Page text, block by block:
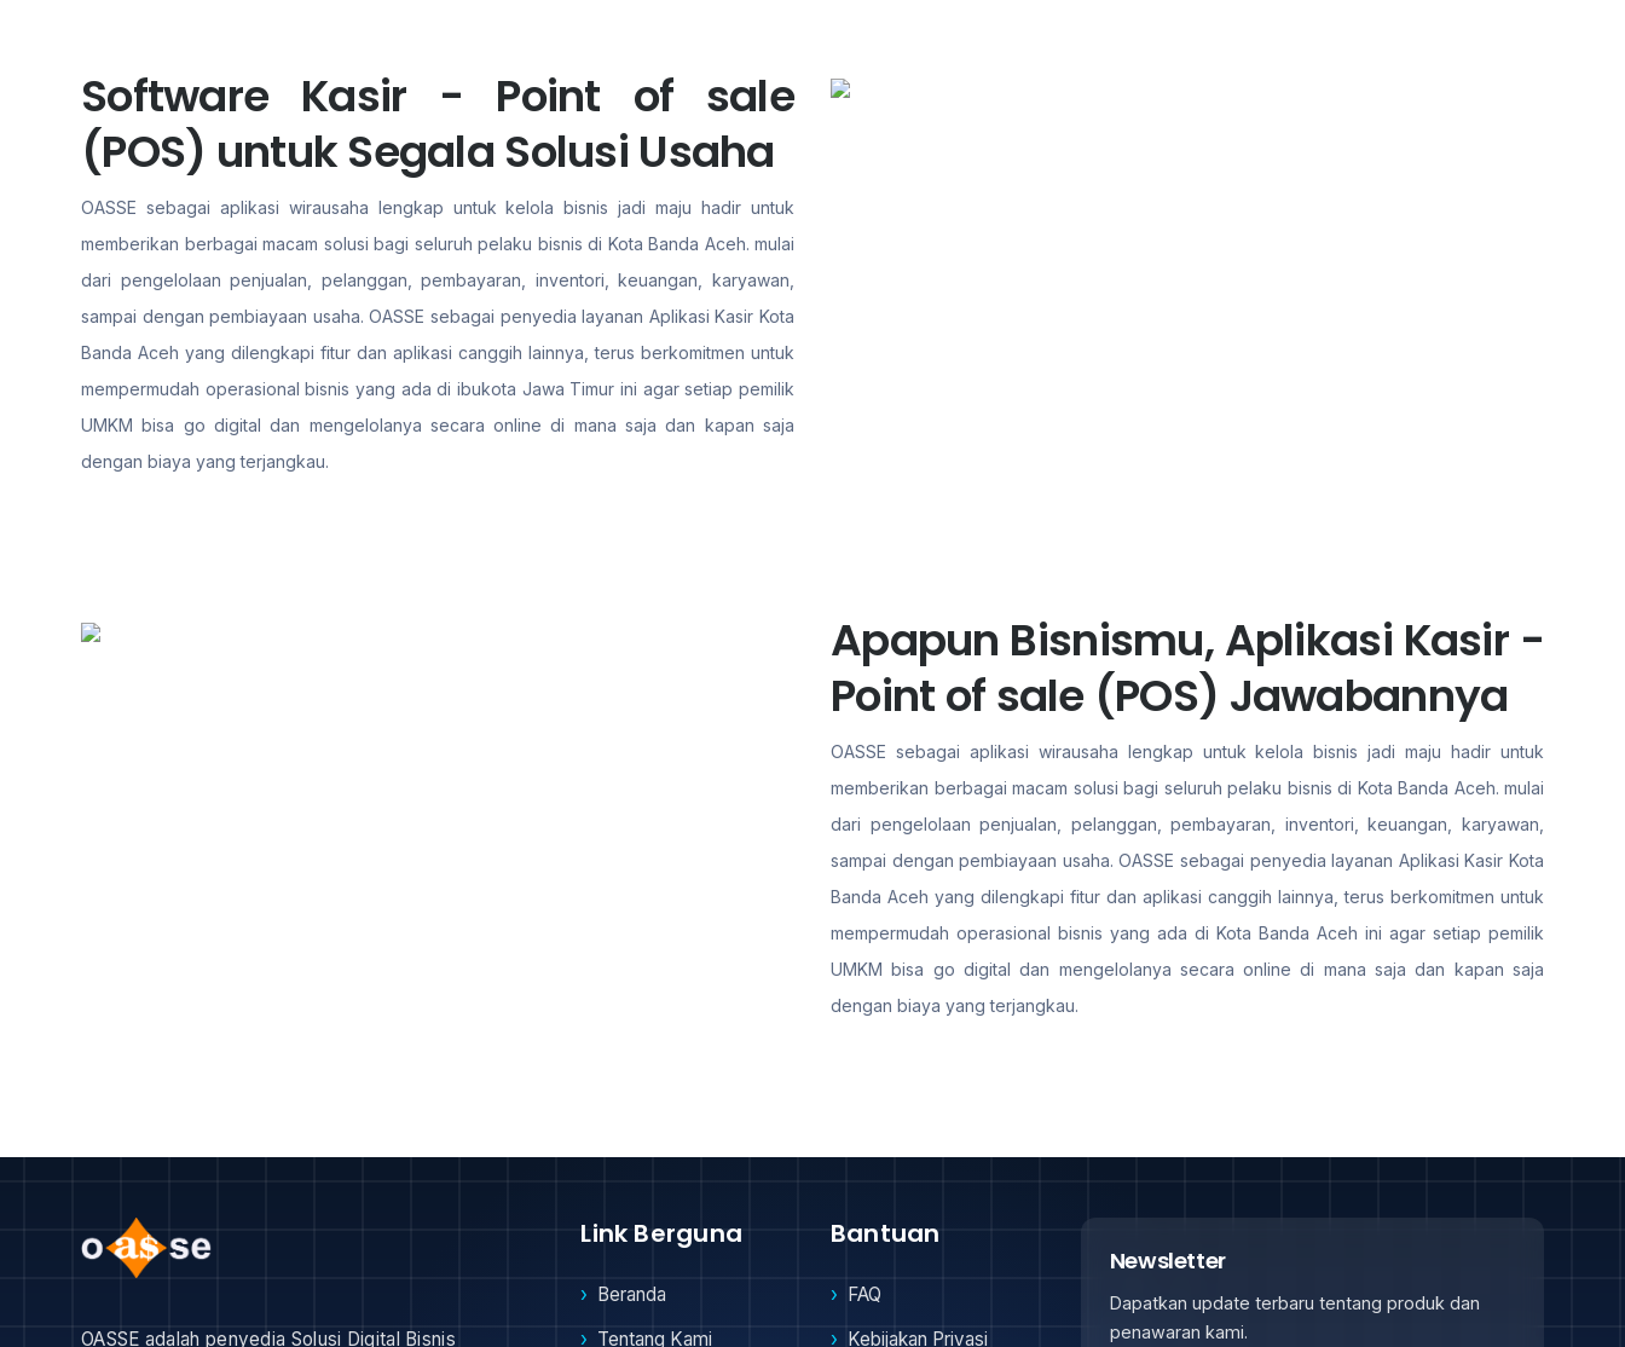
Software Kasir - Point of sale
(POS) untuk Segala Solusi Usaha
OASSE sebagai aplikasi wirausaha lengkap untuk kelola bisnis jadi maju hadir untuk
memberikan berbagai macam solusi bagi seluruh pelaku bisnis di Kota Banda Aceh. mulai
dari pengelolaan penjualan, pelanggan, pembayaran, inventori, keuangan, karyawan,
sampai dengan pembiayaan usaha. OASSE sebagai penyedia layanan Aplikasi Kasir Kota
Banda Aceh yang dilengkapi fitur dan aplikasi canggih lainnya, terus berkomitmen untuk
mempermudah operasional bisnis yang ada di ibukota Jawa Timur ini agar setiap pemilik
UMKM bisa go digital dan mengelolanya secara online di mana saja dan kapan saja
dengan biaya yang terjangkau.
Apapun Bisnismu, Aplikasi Kasir -
Point of sale (POS) Jawabannya
OASSE sebagai aplikasi wirausaha lengkap untuk kelola bisnis jadi maju hadir untuk
memberikan berbagai macam solusi bagi seluruh pelaku bisnis di Kota Banda Aceh. mulai
dari pengelolaan penjualan, pelanggan, pembayaran, inventori, keuangan, karyawan,
sampai dengan pembiayaan usaha. OASSE sebagai penyedia layanan Aplikasi Kasir Kota
Banda Aceh yang dilengkapi fitur dan aplikasi canggih lainnya, terus berkomitmen untuk
mempermudah operasional bisnis yang ada di Kota Banda Aceh ini agar setiap pemilik
UMKM bisa go digital dan mengelolanya secara online di mana saja dan kapan saja
dengan biaya yang terjangkau.
OASSE adalah penyedia Solusi Digital Bisnis
Link Berguna
Beranda
Tentang Kami
Bantuan
FAQ
Kebijakan Privasi
Newsletter
Dapatkan update terbaru tentang produk dan
penawaran kami.